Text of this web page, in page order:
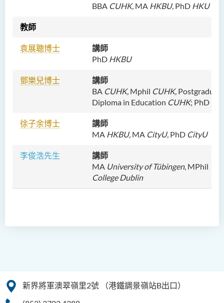
BBA CUHK, MA HKBU, PhD HKU
教師
袁展聰博士
講師
PhD HKBU
鄧樂兒博士
講師
BA CUHK, Mphil CUHK,
Diploma in Education CUHK; PhD
徐子余博士
講師
MA HKBU, MA CityU, PhD CityU
李俊浩先生
講師
MA University of Tübingen, MPhil
College Dublin
新界將軍澳翠嶺里2號
（港鐵調景嶺站B出口）